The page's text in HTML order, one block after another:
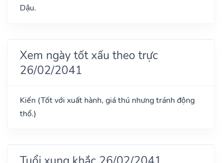
Dậu.
Xem ngày tốt xấu theo trực
26/02/2041
Kiến (Tốt với xuất hành, giá thú nhưng tránh động
thổ.)